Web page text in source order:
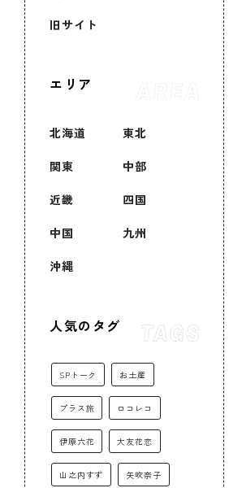
旧サイト
エリア
北海道 東北
関東 中部
近畿 四国
中国 九州
沖縄
人気のタグ
SPトーク お土産
プラス旅 ロコレコ
伊原六花 大友花恋
山之内すず 矢吹奈子